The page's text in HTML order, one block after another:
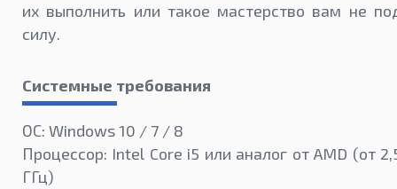
их выполнить или такое мастерство вам не
силу.
Системные требования
ОС: Windows 10 / 7 / 8
Процессор: Intel Core i5 или аналог от AMD (от
ГГц)